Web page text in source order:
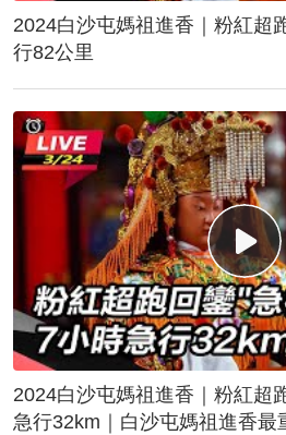
2024白沙屯媽祖進香｜粉紅超跑回
行82公里
2024白沙屯媽祖進香｜粉紅超
急行32km｜白沙屯媽祖進香最